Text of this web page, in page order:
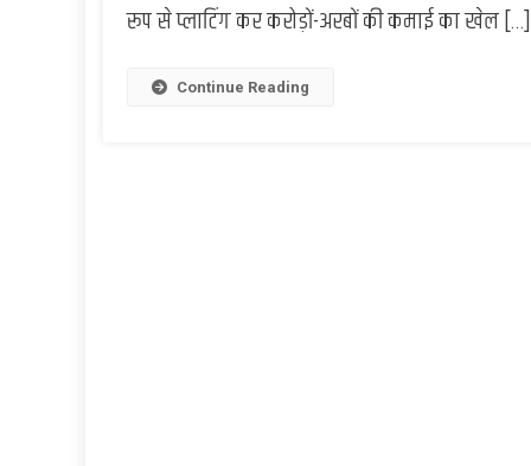
रूप से प्लाटिंग कर करोड़ों-अरबों की कमाई का खेल […]
Continue Reading